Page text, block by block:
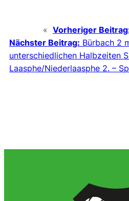
« Vorheriger
Nächster Beitrag: Bürbach 2
unterschiedlichen Halbzeiten
Laasphe/Niederlaasphe 2. –